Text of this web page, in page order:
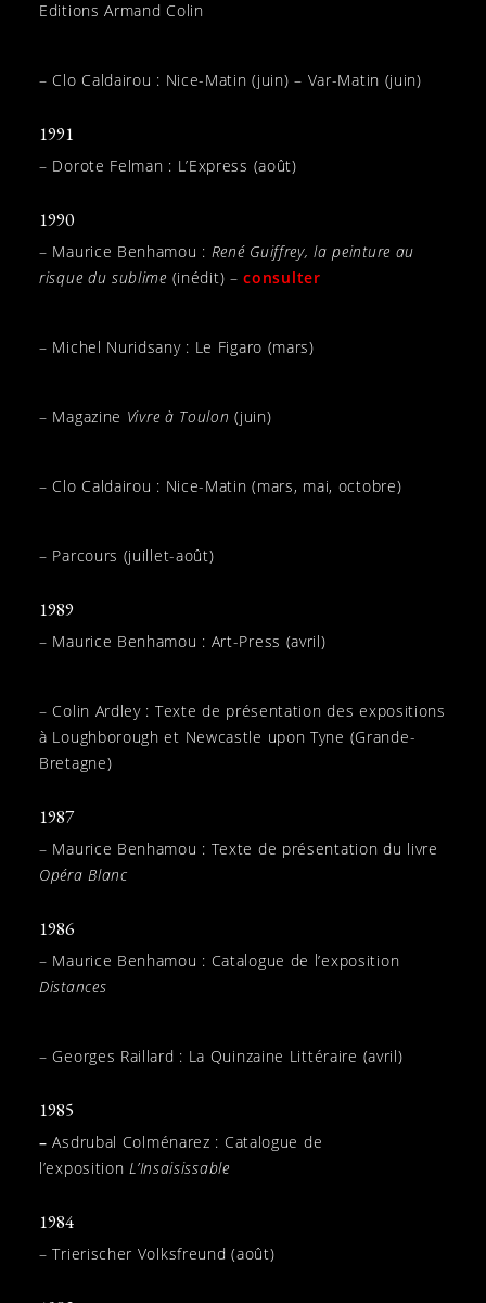
Editions Armand Colin
– Clo Caldairou : Nice-Matin (juin) – Var-Matin (juin)
1991
– Dorote Felman : L’Express (août)
1990
– Maurice Benhamou : René Guiffrey, la peinture au
risque du sublime (inédit) –consulter
– Michel Nuridsany : Le Figaro (mars)
– Magazine Vivre à Toulon (juin)
– Clo Caldairou : Nice-Matin (mars, mai, octobre)
– Parcours (juillet-août)
1989
– Maurice Benhamou : Art-Press (avril)
– Colin Ardley : Texte de présentation des expositions
à Loughborough et Newcastle upon Tyne (Grande-
Bretagne)
1987
– Maurice Benhamou : Texte de présentation du livre
Opéra Blanc
1986
– Maurice Benhamou : Catalogue de l’exposition
Distances
– Georges Raillard : La Quinzaine Littéraire (avril)
1985
–Asdrubal Colménarez : Catalogue de
l’expositionL’Insaisissable
1984
– Trierischer Volksfreund (août)